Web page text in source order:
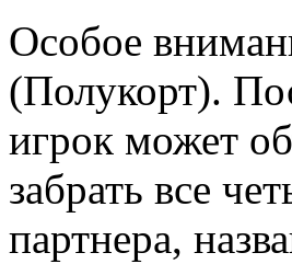
Особое
(Полукорт).
игрок может
забрать все
партнера,